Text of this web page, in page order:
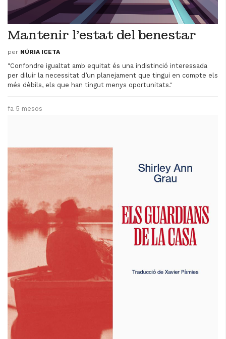
Mantenir l'estat del benestar
per NÚRIA ICETA
"Confondre igualtat amb equitat és una indistinció interessada
per diluir la necessitat d’un planejament que tingui en compte els
més dèbils, els que han tingut menys oportunitats."
fa 5 mesos